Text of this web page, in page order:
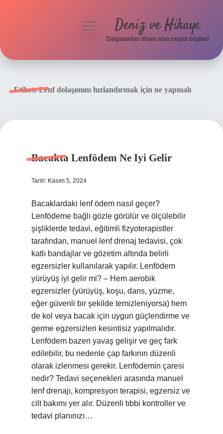
menüyü
Deniz ve Hikaye
Dalgalardan ilham alan neşeli bilgiler!
Etiket:Lenf dolaşımını hızlandırmak için ne yapmalı
Bacakta Lenfödem Ne Iyi Gelir
Tarih: Kasım 5, 2024
Bacaklardaki lenf ödem nasıl geçer?
Lenfödeme bağlı gözle görülür ve ölçülebilir
şişliklerde tedavi, eğitimli fizyoterapistler
tarafından, manuel lenf drenaj tedavisi, çok
katlı bandajlar ve gözetim altında belirli
egzersizler kullanılarak yapılır. Lenfödem
yürüyüş iyi gelir mi? – Hem aerobik
egzersizler (yürüyüş, koşu, dans, yüzme,
eğer güvenli bir şekilde temizleniyorsa) hem
de kol veya bacak için uygun güçlendirme ve
germe egzersizleri kesintisiz yapılmalıdır.
Lenfödem bazen yavaş gelişir ve geç fark
edilebilir, bu nedenle çap farkının düzenli
olarak izlenmesi gerekir. Lenfödemin çaresi
nedir? Tedavi seçenekleri arasında manuel
lenf drenajı, kompresyon terapisi, egzersiz ve
cilt bakımı yer alır. Düzenli tıbbi kontroller ve
tedavi planınızı…